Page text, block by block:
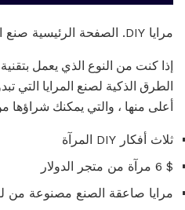
مرايا DIY. الصفحة الرئيسية صنع الحديثة
الطرق الذكية لصنع المرايا التي
أعلى منها ، والتي يمكنك شراؤها
ثلاث أفكار DIY المرآة
$ 6 مرآة من متجر الدولار
مرايا صاعقة الصنع مصنوعة من